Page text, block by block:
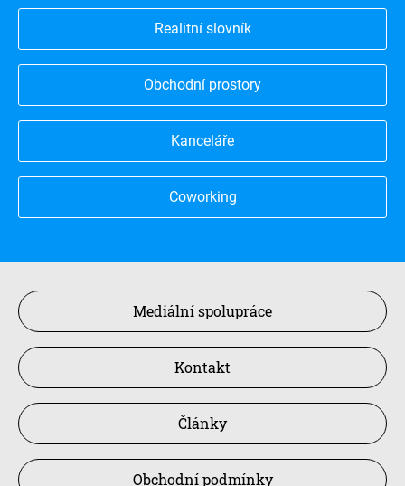
Realitní slovník
Obchodní prostory
Kanceláře
Coworking
Mediální spolupráce
Kontakt
Články
Obchodní podmínky